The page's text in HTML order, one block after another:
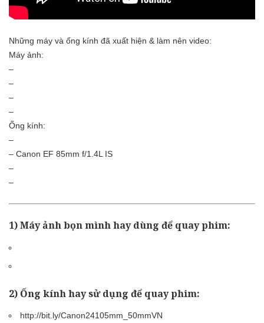
Những máy và ống kính đã xuất hiện & làm nên video:
Máy ảnh:
–
–
–
–
Ống kính:
–
– Canon EF 85mm f/1.4L IS
–
–
1) Máy ảnh bọn mình hay dùng để quay phim:
2) Ống kính hay sử dụng để quay phim:
http://bit.ly/Canon24105mm_50mmVN